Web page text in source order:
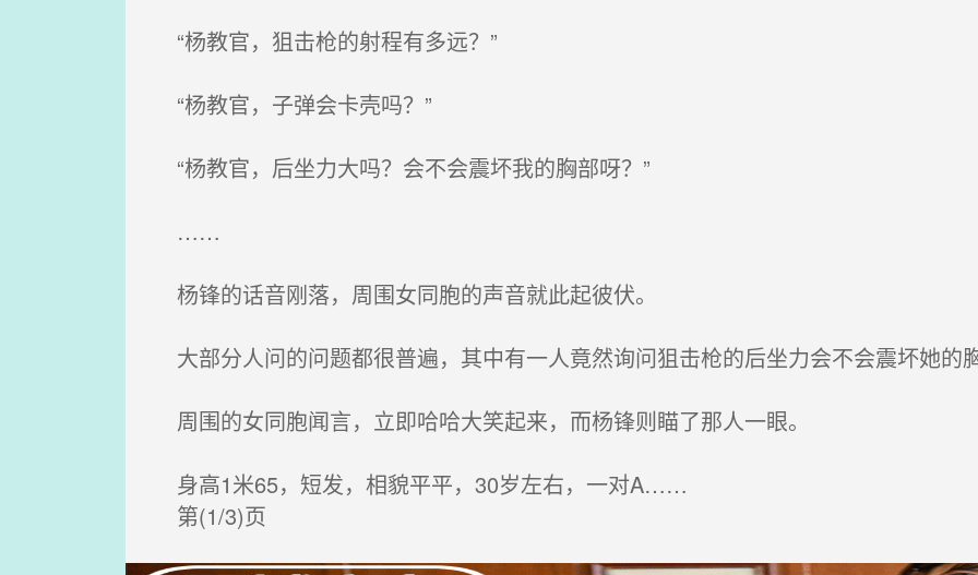
“杨教官，狙击枪的射程有多远？”
“杨教官，子弹会卡壳吗？”
“杨教官，后坐力大吗？会不会震坏我的胸部呀？”
……
杨锋的话音刚落，周围女同胞的声音就此起彼伏。
大部分人问的问题都很普遍，其中有一人竟然询问狙击枪的后坐力会不会震坏她
周围的女同胞闻言，立即哈哈大笑起来，而杨锋则瞄了那人一眼。
身高1米65，短发，相貌平平，30岁左右，一对A……
第(1/3)页